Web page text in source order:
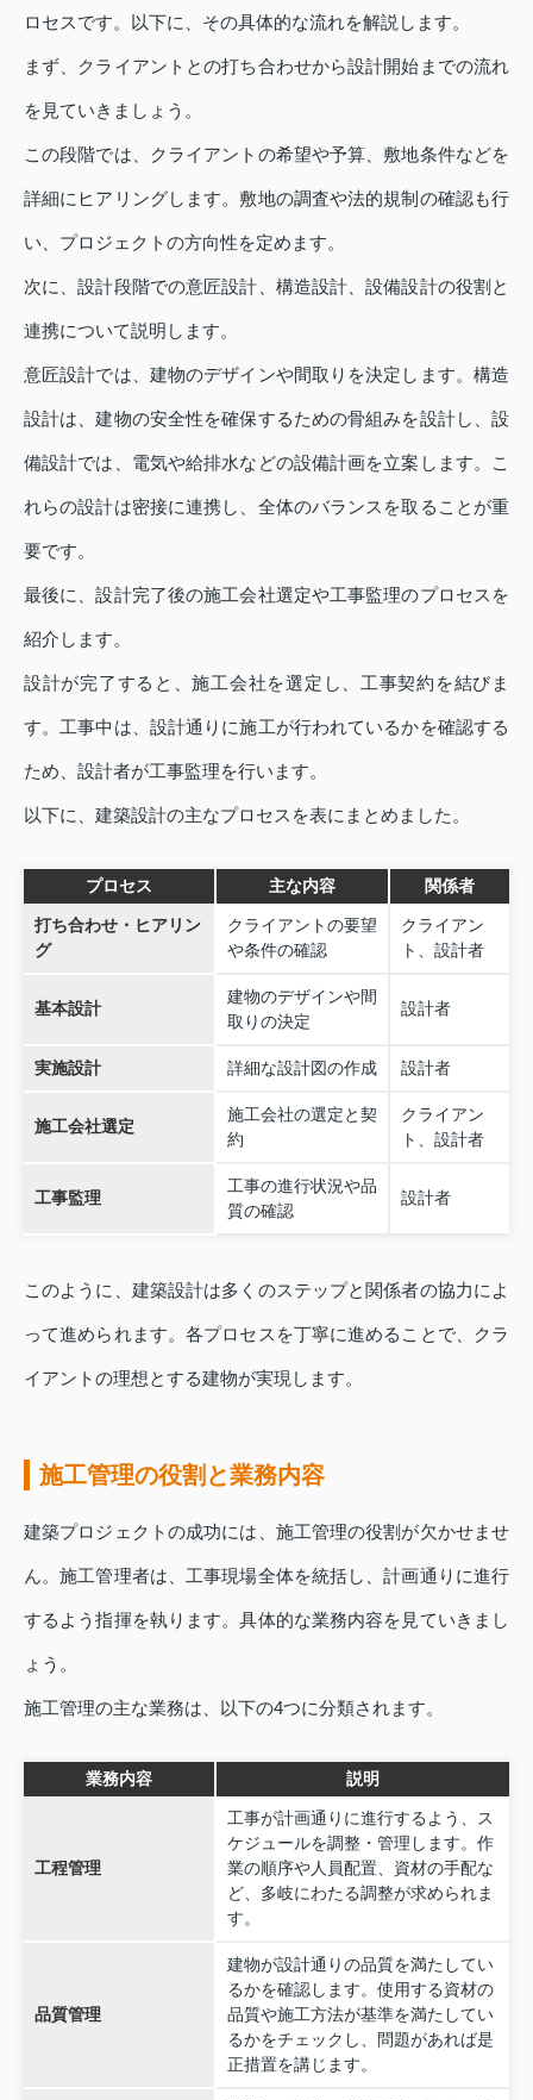
ロセスです。以下に、その具体的な流れを解説します。
まず、クライアントとの打ち合わせから設計開始までの流れ
を見ていきましょう。
この段階では、クライアントの希望や予算、敷地条件などを
詳細にヒアリングします。敷地の調査や法的規制の確認も行
い、プロジェクトの方向性を定めます。
次に、設計段階での意匠設計、構造設計、設備設計の役割と
連携について説明します。
意匠設計では、建物のデザインや間取りを決定します。構造
設計は、建物の安全性を確保するための骨組みを設計し、設
備設計では、電気や給排水などの設備計画を立案します。こ
れらの設計は密接に連携し、全体のバランスを取ることが重
要です。
最後に、設計完了後の施工会社選定や工事監理のプロセスを
紹介します。
設計が完了すると、施工会社を選定し、工事契約を結びま
す。工事中は、設計通りに施工が行われているかを確認する
ため、設計者が工事監理を行います。
以下に、建築設計の主なプロセスを表にまとめました。
プロセス 主な内容 関係者
打ち合わせ・ヒアリン
グ
クライアントの要望
や条件の確認
クライアン
ト、設計者
基本設計
建物のデザインや間
取りの決定
設計者
実施設計 詳細な設計図の作成 設計者
施工会社選定
施工会社の選定と契
約
クライアン
ト、設計者
工事監理
工事の進行状況や品
質の確認
設計者
このように、建築設計は多くのステップと関係者の協力によ
って進められます。各プロセスを丁寧に進めることで、クラ
イアントの理想とする建物が実現します。
施工管理の役割と業務内容
建築プロジェクトの成功には、施工管理の役割が欠かせませ
ん。施工管理者は、工事現場全体を統括し、計画通りに進行
するよう指揮を執ります。具体的な業務内容を見ていきまし
ょう。
施工管理の主な業務は、以下の4つに分類されます。
業務内容 説明
工程管理
工事が計画通りに進行するよう、ス
ケジュールを調整・管理します。作
業の順序や人員配置、資材の手配な
ど、多岐にわたる調整が求められま
す。
品質管理
建物が設計通りの品質を満たしてい
るかを確認します。使用する資材の
品質や施工方法が基準を満たしてい
るかをチェックし、問題があれば是
正措置を講じます。